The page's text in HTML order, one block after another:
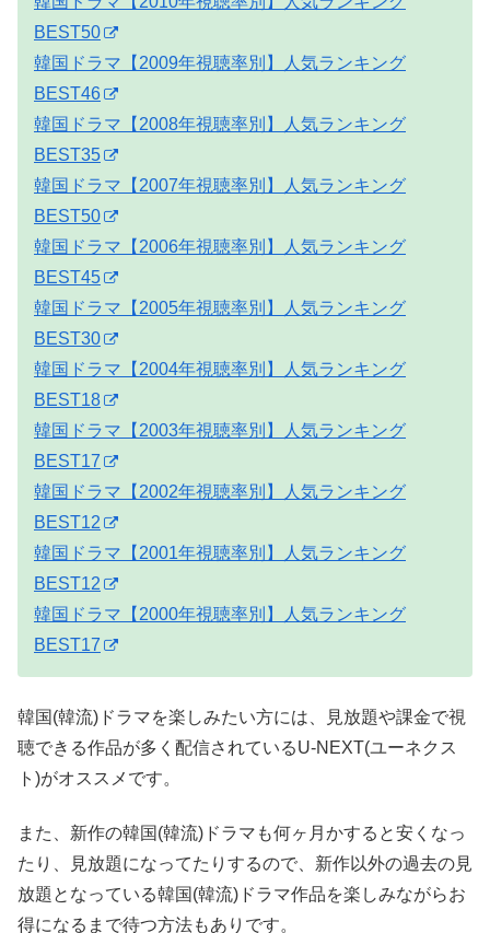
BEST50
韓国ドラマ【2009年視聴率別】人気ランキング
BEST46
韓国ドラマ【2008年視聴率別】人気ランキング
BEST35
韓国ドラマ【2007年視聴率別】人気ランキング
BEST50
韓国ドラマ【2006年視聴率別】人気ランキング
BEST45
韓国ドラマ【2005年視聴率別】人気ランキング
BEST30
韓国ドラマ【2004年視聴率別】人気ランキング
BEST18
韓国ドラマ【2003年視聴率別】人気ランキング
BEST17
韓国ドラマ【2002年視聴率別】人気ランキング
BEST12
韓国ドラマ【2001年視聴率別】人気ランキング
BEST12
韓国ドラマ【2000年視聴率別】人気ランキング
BEST17
韓国(韓流)ドラマを楽しみたい方には、見放題や課金で視
聴できる作品が多く配信されているU-NEXT(ユーネクス
ト)がオススメです。
また、新作の韓国(韓流)ドラマも何ヶ月かすると安くなっ
たり、見放題になってたりするので、新作以外の過去の見
放題となっている韓国(韓流)ドラマ作品を楽しみながらお
得になるまで待つ方法もありです。